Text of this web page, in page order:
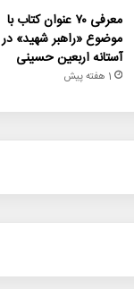
معرفی ۷۰ عنوان کتاب با
موضوع «راهبر شهید» در
آستانه اربعین حسینی
1 هفته پیش